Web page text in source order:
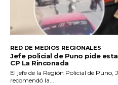
RED DE MEDIOS REGIONALES
Jefe policial de Puno pide
CP La Rinconada
El jefe de la Región Policial de Puno,
recomendó la...